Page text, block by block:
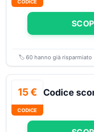
CODICE
🏷️ 60 hanno già risparmiato
15 €
CODICE
Codice